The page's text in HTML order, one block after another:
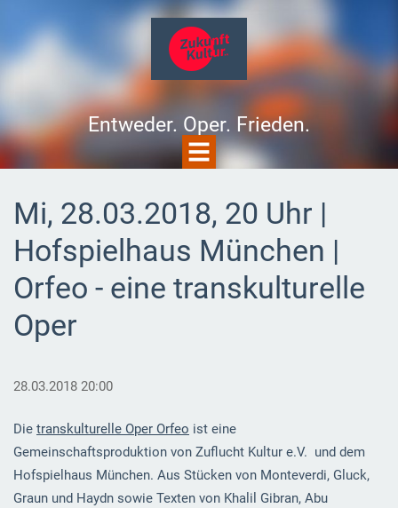
Entweder. Oper. Frieden.
Mi, 28.03.2018, 20 Uhr |
Hofspielhaus München |
Orfeo - eine transkulturelle
Oper
28.03.2018 20:00
Die transkulturelle Oper Orfeo ist eine
Gemeinschaftsproduktion von Zuflucht Kultur e.V. und dem
Hofspielhaus München. Aus Stücken von Monteverdi, Gluck,
Graun und Haydn sowie Texten von Khalil Gibran, Abu